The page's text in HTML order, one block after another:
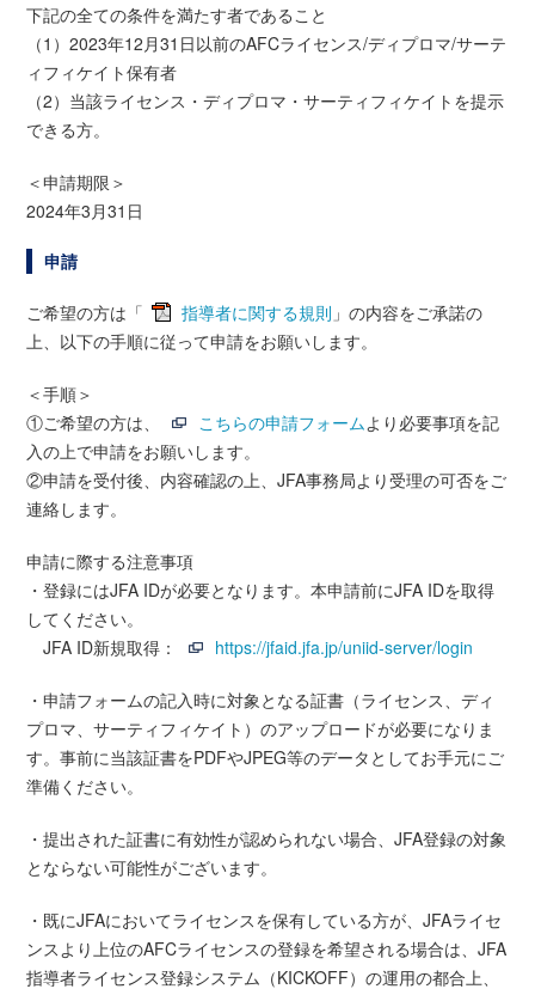
下記の全ての条件を満たす者であること
（1）2023年12月31日以前のAFCライセンス/ディプロマ/サーテ
ィフィケイト保有者
（2）当該ライセンス・ディプロマ・サーティフィケイトを提示
できる方。
＜申請期限＞
2024年3月31日
申請
ご希望の方は「 指導者に関する規則 」の内容をご承諾の
上、以下の手順に従って申請をお願いします。
＜手順＞
①ご希望の方は、
こちらの申請フォームより必要事項を記
入の上で申請をお願いします。
②申請を受付後、内容確認の上、JFA事務局より受理の可否をご
連絡します。
申請に際する注意事項
・登録にはJFA IDが必要となります。本申請前にJFA IDを取得
してください。
JFA ID新規取得：
https://jfaid.jfa.jp/uniid-server/login
・申請フォームの記入時に対象となる証書（ライセンス、ディ
プロマ、サーティフィケイト）のアップロードが必要になりま
す。事前に当該証書をPDFやJPEG等のデータとしてお手元にご
準備ください。
・提出された証書に有効性が認められない場合、JFA登録の対象
とならない可能性がございます。
・既にJFAにおいてライセンスを保有している方が、JFAライセ
ンスより上位のAFCライセンスの登録を希望される場合は、JFA
指導者ライセンス登録システム（KICKOFF）の運用の都合上、